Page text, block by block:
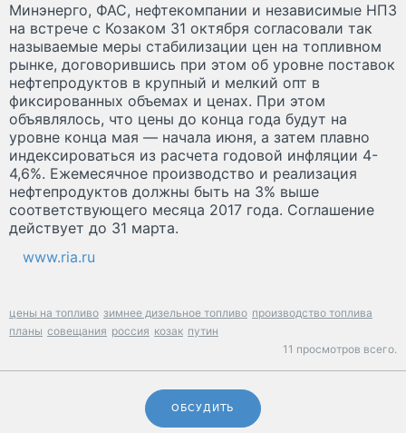
Минэнерго, ФАС, нефтекомпании и независимые НПЗ
на встрече с Козаком 31 октября согласовали так
называемые меры стабилизации цен на топливном
рынке, договорившись при этом об уровне поставок
нефтепродуктов в крупный и мелкий опт в
фиксированных объемах и ценах. При этом
объявлялось, что цены до конца года будут на
уровне конца мая — начала июня, а затем плавно
индексироваться из расчета годовой инфляции 4-
4,6%. Ежемесячное производство и реализация
нефтепродуктов должны быть на 3% выше
соответствующего месяца 2017 года. Соглашение
действует до 31 марта.
www.ria.ru
цены на топливо зимнее дизельное топливо производство топлива
планы совещания россия козак путин
11 просмотров всего.
ОБСУДИТЬ